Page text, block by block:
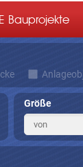
Bauprojekte
Größe